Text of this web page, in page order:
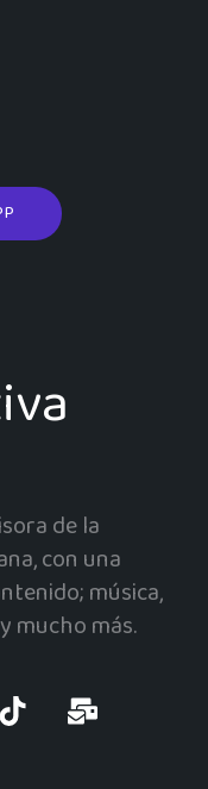
de la
con una
música,
mucho más.
T
i
M
a